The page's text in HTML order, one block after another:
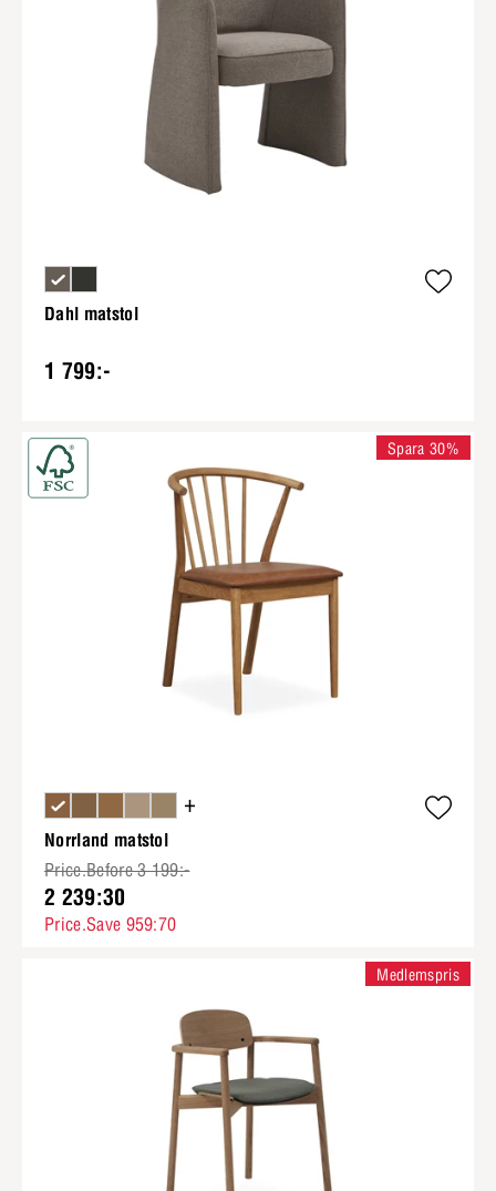
Dahl matstol
1 799:-
+
Norrland matstol
Price.Before 3 199:-
2 239:30
Price.Save 959:70
Spara 30%
Medlemspris